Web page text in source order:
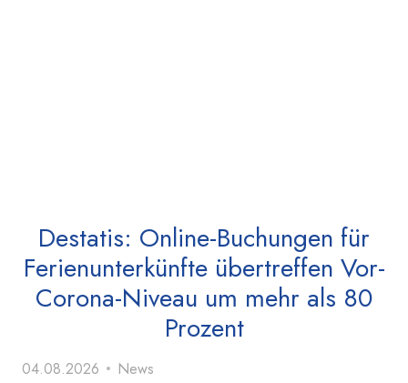
Destatis: Online-Buchungen für
Ferienunterkünfte übertreffen Vor-
Corona-Niveau um mehr als 80
Prozent
04.08.2026 News